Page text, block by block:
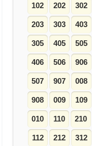
102 202 302
203 303 403
305 405 505
406 506 906
507 907 008
908 009 109
010 110 210
112 212 312